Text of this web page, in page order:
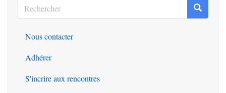
Rechercher
Rechercher
Outils
Nous contacter
Adhérer
S'incrire aux rencontres